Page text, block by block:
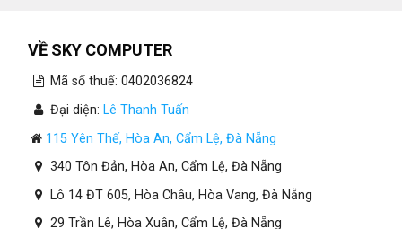
VỀ SKY COMPUTER
Mã số thuế: 0402036824
Đại diện: Lê Thanh Tuấn
115 Yên Thế, Hòa An, Cẩm Lệ, Đà Nẵng
340 Tôn Đản, Hòa An, Cẩm Lệ, Đà Nẵng
Lô 14 ĐT 605, Hòa Châu, Hòa Vang, Đà Nẵng
29 Trần Lê, Hòa Xuân, Cẩm Lệ, Đà Nẵng